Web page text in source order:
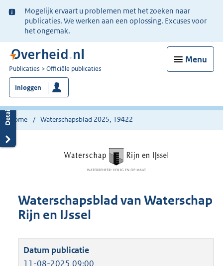
Ter
informatie:
Mogelijk ervaart u problemen met het zoeken naar
publicaties. We werken aan een oplossing. Excuses voor
het ongemak.
Menu
U
bent
nu
hier:
Publicaties Officiële publicaties
Inloggen
Home Waterschapsblad 2025, 19422
Waterschapsblad van Waterschap
Rijn en IJssel
11-08-2025 09:00